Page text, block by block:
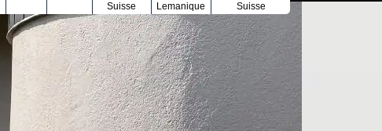
Suisse
Lemanique
Suisse